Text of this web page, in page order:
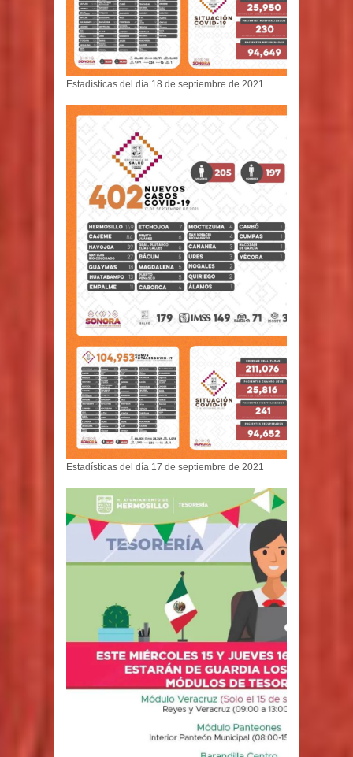
Estadísticas del día 18 de septiembre de 2021
Estadísticas del día 17 de septiembre de 2021